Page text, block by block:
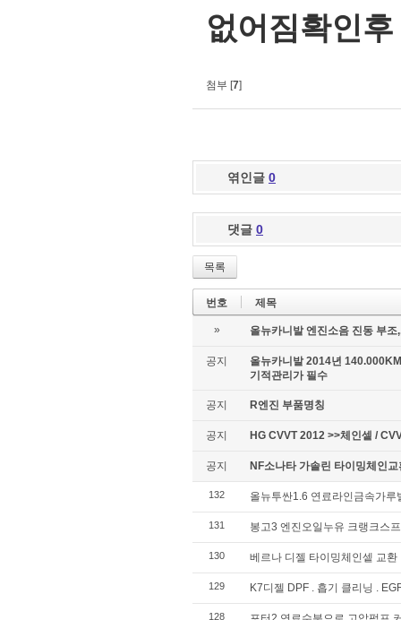
없어짐확인
첨부 [7]
엮인글 0
댓글 0
목록
번호 제목
» 올뉴카니발 엔진소음 진동 부
공지
올뉴카니발 2014년
기적관리가 필수
공지 R엔진 부품명칭
공지 HG CVVT 2012 >>체인셑 /
공지 NF소나타 가솔린 타이밍체인
132 올뉴투싼1.6 연료라인금속가
131 봉고3 엔진오일누유 크랭크스
130 베르나 디젤 타이밍체인셑 교환
129 K7디젤 DPF . 흡기 클리닝 .
128